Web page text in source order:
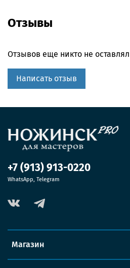
Отзывы
Отзывов еще никто не оставлял
Написать отзыв
Магазин
+7 (913) 913-0220
WhatsApp, Telegram